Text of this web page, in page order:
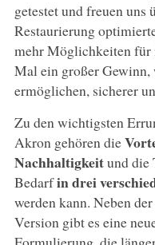
getestet und freuen uns
Restaurierung
mehr Möglichkeiten für
Mal ein großer Gewinn,
ermöglichen, sicherer
Zu den wichtigsten
Akron gehören die
Nachhaltigkeitund die
Bedarfin drei
werden kann. Neben
Version gibt es eine